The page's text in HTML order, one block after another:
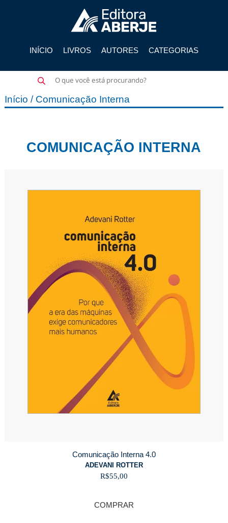
INÍCIO LIVROS AUTORES CATEGORIAS
Pesquisar
produtos
Início / Comunicação Interna
COMUNICAÇÃO INTERNA
Comunicação Interna 4.0
ADEVANI ROTTER
R$55,00
COMPRAR